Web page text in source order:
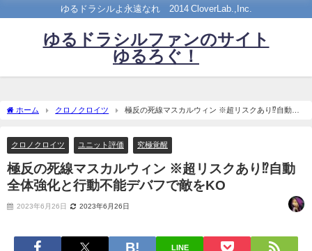
ゆるドラシルよ永遠なれ©2014 CloverLab.,Inc.
ゆるドラシルファンのサイト
ゆるろぐ！
ホーム クロノクロイツ
極反の死線マスカルウィン ※超リスクあり⁉自動全
クロノクロイツ ユニット評価 究極覚醒
極反の死線マスカルウィン ※超リスクあり⁉自動
全体強化と行動不能デバフで敵をKO
2023年6月26日 2023年6月26日
LINE